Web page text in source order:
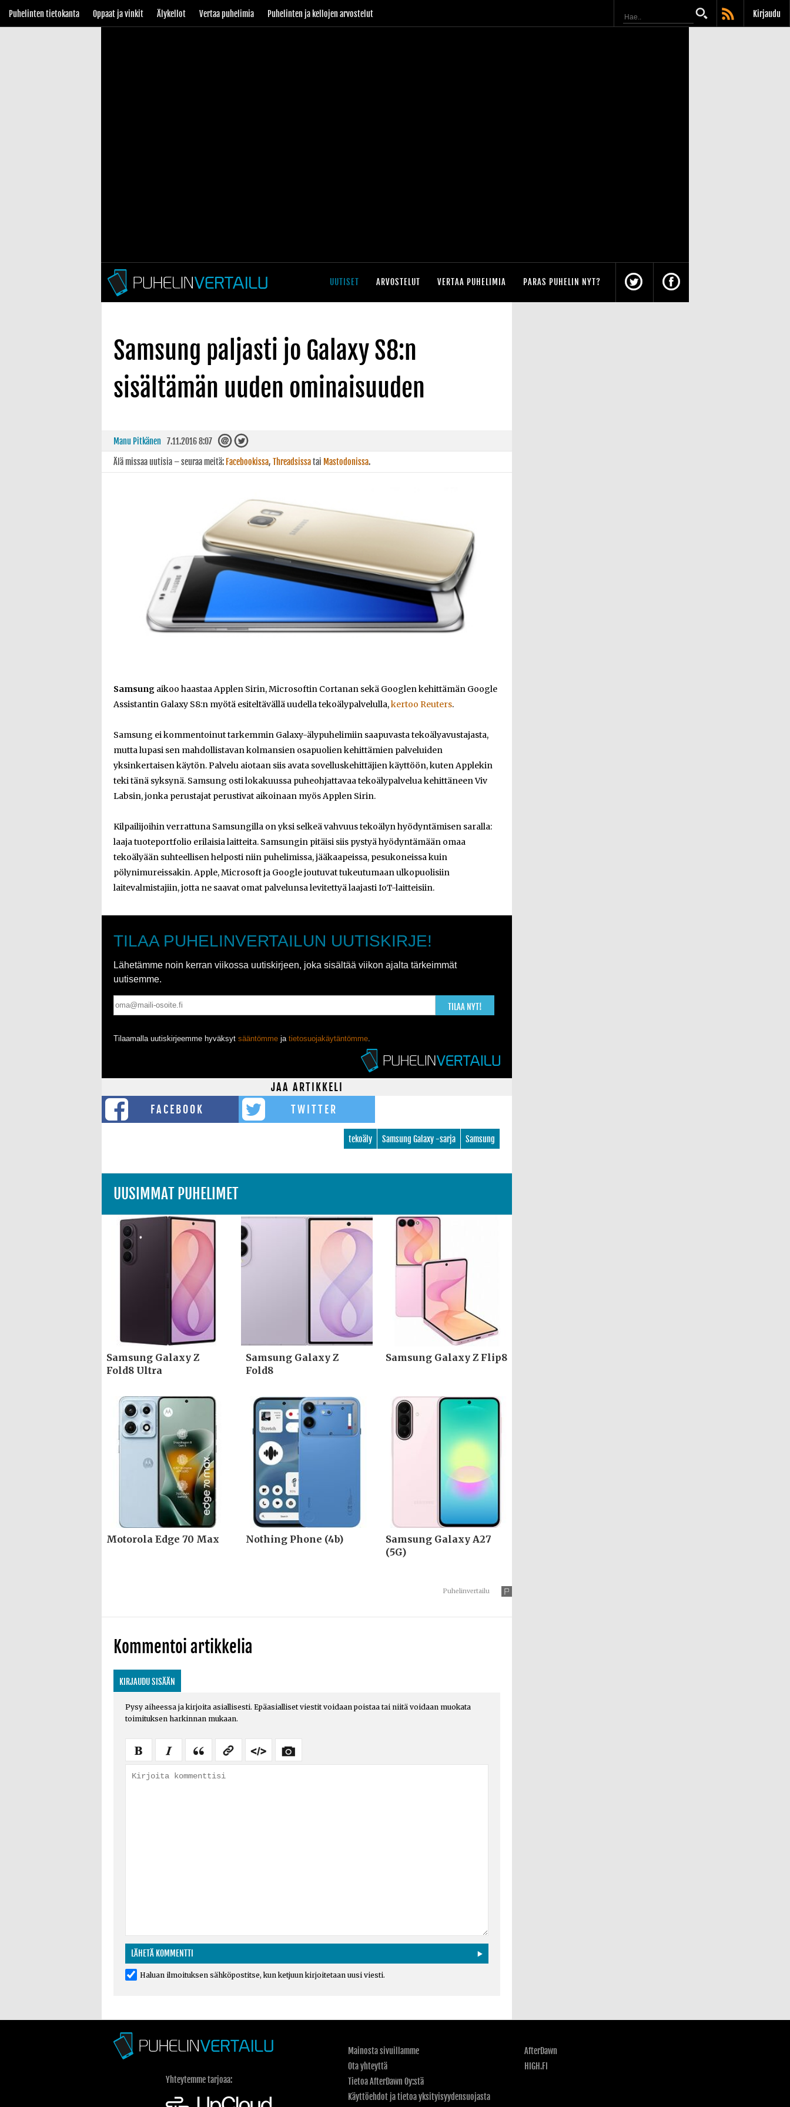
Puhelinten tietokanta Oppaat ja vinkit Älykellot Vertaa puhelimia Puhelinten ja kellojen arvostelut Kirjaudu
UUTISET ARVOSTELUT VERTAA PUHELIMIA PARAS PUHELIN NYT?
Samsung paljasti jo Galaxy S8:n
sisältämän uuden ominaisuuden
Manu Pitkänen 7.11.2016 8:07
Älä missaa uutisia – seuraa meitä: Facebookissa, Threadsissatai Mastodonissa.
Samsung aikoo haastaa Applen Sirin, Microsoftin Cortanan sekä Googlen kehittämän Google
Assistantin Galaxy S8:n myötä esiteltävällä uudella tekoälypalvelulla,kertoo Reuters.
Samsung ei kommentoinut tarkemmin Galaxy-älypuhelimiin saapuvasta tekoälyavustajasta,
mutta lupasi sen mahdollistavan kolmansien osapuolien kehittämien palveluiden
yksinkertaisen käytön. Palvelu aiotaan siis avata sovelluskehittäjien käyttöön, kuten Applekin
teki tänä syksynä. Samsung osti lokakuussa puheohjattavaa tekoälypalvelua kehittäneen Viv
Labsin, jonka perustajat perustivat aikoinaan myös Applen Sirin.
Kilpailijoihin verrattuna Samsungilla on yksi selkeä vahvuus tekoälyn hyödyntämisen saralla:
laaja tuoteportfolio erilaisia laitteita. Samsungin pitäisi siis pystyä hyödyntämään omaa
tekoälyään suhteellisen helposti niin puhelimissa, jääkaapeissa, pesukoneissa kuin
pölynimureissakin. Apple, Microsoft ja Google joutuvat tukeutumaan ulkopuolisiin
laitevalmistajiin, jotta ne saavat omat palvelunsa levitettyä laajasti IoT-laitteisiin.
TILAA PUHELINVERTAILUN UUTISKIRJE!
Lähetämme noin kerran viikossa uutiskirjeen, joka sisältää viikon ajalta tärkeimmät
uutisemme.
TILAA NYT!
Tilaamalla uutiskirjeemme hyväksyt sääntömme ja tietosuojakäytäntömme
JAA ARTIKKELI
FACEBOOK
TWITTER
Samsung
Samsung Galaxy -sarja
tekoäly
UUSIMMAT PUHELIMET
Samsung Galaxy Z
Fold8 Ultra
Samsung Galaxy Z
Fold8
Samsung Galaxy Z Flip8
Motorola Edge 70 Max Nothing Phone (4b)
Samsung Galaxy A27
(5G)
Puhelinvertailu
Kommentoi artikkelia
KIRJAUDU SISÄÄN
Pysy aiheessa ja kirjoita asiallisesti. Epäasialliset viestit voidaan poistaa tai niitä voidaan muokata
toimituksen harkinnan mukaan.
Haluan ilmoituksen sähköpostitse, kun ketjuun kirjoitetaan uusi viesti.
Yhteytemme tarjoaa:
Mainosta sivuillamme
Ota yhteyttä
Tietoa AfterDawn Oy:stä
Käyttöehdot ja tietoa yksityisyydensuojasta
AfterDawn
HIGH.FI